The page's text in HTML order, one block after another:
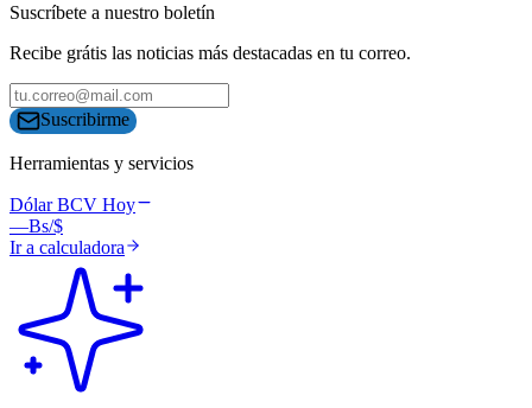
Suscríbete a nuestro boletín
Recibe grátis las noticias más destacadas en tu correo.
Suscribirme
Herramientas y servicios
Dólar BCV Hoy
—Bs/$
Ir a calculadora